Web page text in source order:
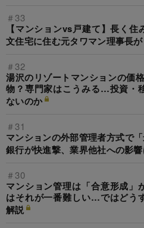
＃33
【マンションvs戸建て】長く
文住宅に住む元タワマン理事長
＃32
湯沢のリゾートマンションの価
物？専門家はこうみる…投資・
ないのか
＃31
マンションの外部管理者方式で
銀行が快進撃、業界他社への影響
＃30
マンション管理は「合意形成」
はそれが一番難しい…ではどう
解説